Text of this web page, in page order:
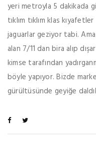
yeri metroyla 5 dakikada
tıklım tıklım klas
jaguarlar geziyor tabi.
alan 7/11 dan bira alıp
kimse tarafından
böyle yapıyor. Bizde
gürültüsünde geyiğe